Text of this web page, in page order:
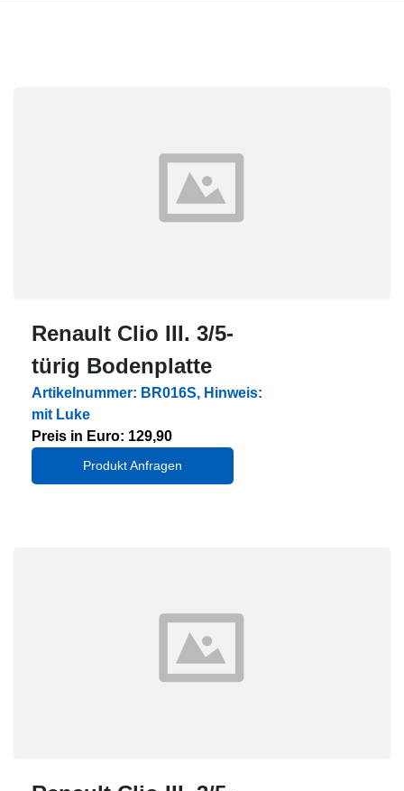
Renault Clio III. 3/5-
türig Bodenplatte
Artikelnummer: BR016S, Hinweis:
mit Luke
Preis in Euro: 129,90
Produkt Anfragen